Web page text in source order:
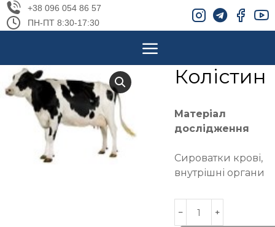
+38 096 054 86 57
ПН-ПТ 8:30-17:30
Колістин
Матеріал
дослідження
Сироватки крові,
внутрішні органи